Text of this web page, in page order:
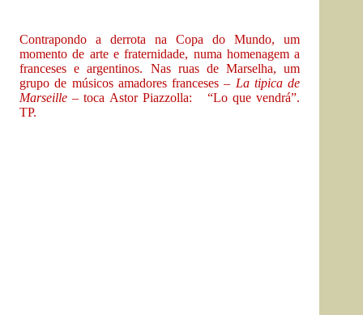
Contrapondo a derrota na Copa do Mundo, um
momento de arte e fraternidade, numa homenagem a
franceses e argentinos. Nas ruas de Marselha, um
grupo de músicos amadores franceses – La tipica de
Marseille – toca Astor Piazzolla: “Lo que vendrá”.
TP.